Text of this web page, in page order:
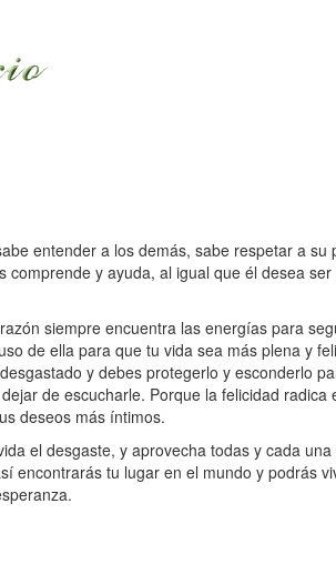
entender a los demás, sabe respetar a su
comprende y ayuda, al igual que él desea
siempre encuentra las energías para
de ella para que tu vida sea más plena y
y debes protegerlo y esconderlo
de escucharle. Porque la felicidad radica
deseos más íntimos.
el desgaste, y aprovecha todas y cada una
encontrarás tu lugar en el mundo y podrás